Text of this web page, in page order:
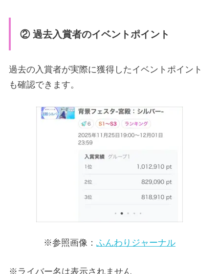
② 過去入賞者のイベントポイント
過去の入賞者が実際に獲得したイベントポイント
も確認できます。
※参照画像： ふんわりジャーナル
※ライバー名は表示されません